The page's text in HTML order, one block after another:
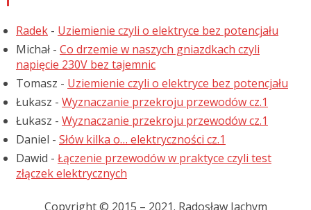
Radek - Uziemienie czyli o elektryce bez potencjału
Michał - Co drzemie w naszych gniazdkach czyli
napięcie 230V bez tajemnic
Tomasz - Uziemienie czyli o elektryce bez potencjału
Łukasz - Wyznaczanie przekroju przewodów cz.1
Łukasz - Wyznaczanie przekroju przewodów cz.1
Daniel - Słów kilka o… elektryczności cz.1
Dawid - Łączenie przewodów w praktyce czyli test
złączek elektrycznych
Copyright © 2015 – 2021. Radosław Jachym